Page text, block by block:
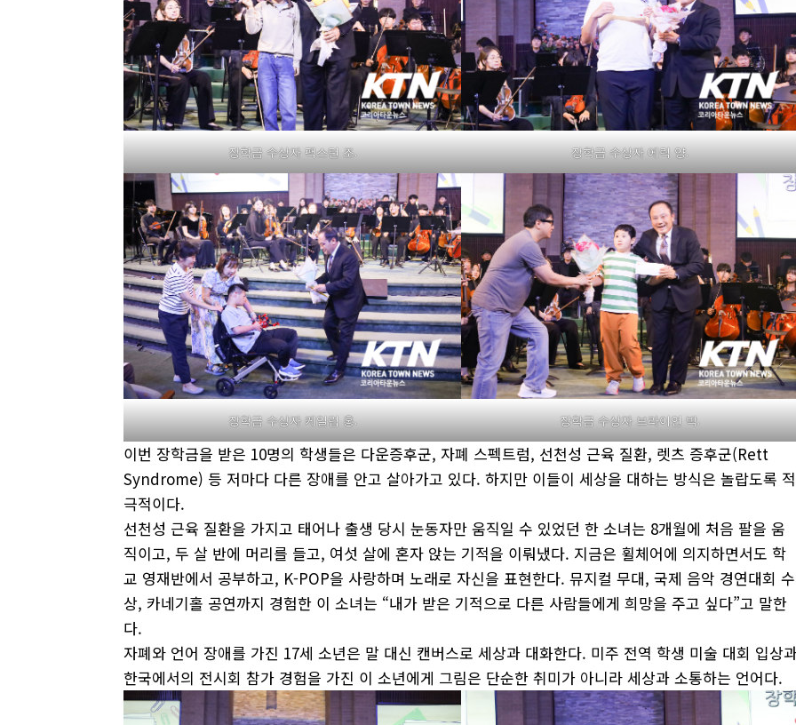
장학금 수상자 팩스턴 조. 장학금 수상자 에릭 양.
장학금 수상자 케일럽 홍. 장학금 수상자 브라이언 박.
이번 장학금을 받은 10명의 학생들은 다운증후군, 자폐 스펙트럼, 선천성 근육 질환, 렛츠 증후군(Rett
Syndrome) 등 저마다 다른 장애를 안고 살아가고 있다. 하지만 이들이 세상을 대하는 방식은 놀랍도록 적
극적이다.
선천성 근육 질환을 가지고 태어나 출생 당시 눈동자만 움직일 수 있었던 한 소녀는 8개월에 처음 팔을 움
직이고, 두 살 반에 머리를 들고, 여섯 살에 혼자 앉는 기적을 이뤄냈다. 지금은 휠체어에 의지하면서도 학
교 영재반에서 공부하고, K-POP을 사랑하며 노래로 자신을 표현한다. 뮤지컬 무대, 국제 음악 경연대회 수
상, 카네기홀 공연까지 경험한 이 소녀는 “내가 받은 기적으로 다른 사람들에게 희망을 주고 싶다”고 말한
다.
자폐와 언어 장애를 가진 17세 소년은 말 대신 캔버스로 세상과 대화한다. 미주 전역 학생 미술 대회 입상
한국에서의 전시회 참가 경험을 가진 이 소년에게 그림은 단순한 취미가 아니라 세상과 소통하는 언어다.